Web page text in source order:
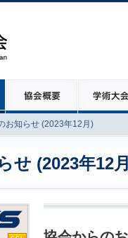
お知らせ (2023年12月)
せ (2023年12